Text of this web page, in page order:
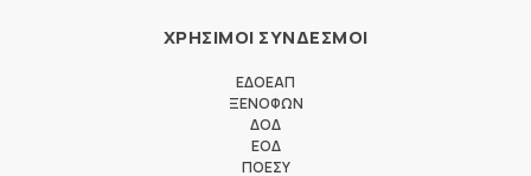
ΧΡΗΣΙΜΟΙ ΣΥΝΔΕΣΜΟΙ
ΕΔΟΕΑΠ
ΞΕΝΟΦΩΝ
ΔΟΔ
ΕΟΔ
ΠΟΕΣΥ